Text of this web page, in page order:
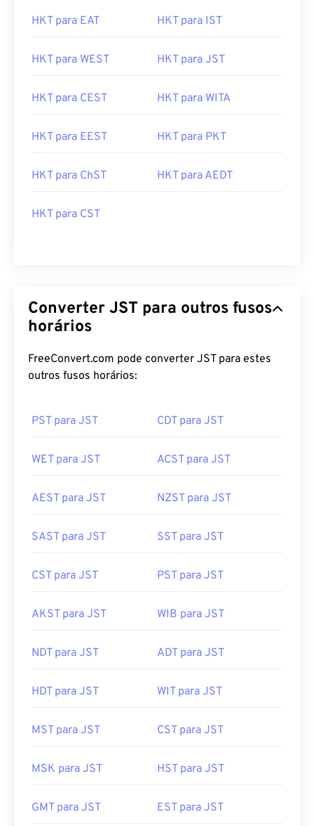
HKT para EAT HKT para IST
HKT para WEST HKT para JST
HKT para CEST HKT para WITA
HKT para EEST HKT para PKT
HKT para ChST HKT para AEDT
HKT para CST
Converter JST para outros fusos
horários
FreeConvert.com pode converter JST para estes
outros fusos horários:
PST para JST CDT para JST
WET para JST ACST para JST
AEST para JST NZST para JST
SAST para JST SST para JST
CST para JST PST para JST
AKST para JST WIB para JST
NDT para JST ADT para JST
HDT para JST WIT para JST
MST para JST CST para JST
MSK para JST HST para JST
GMT para JST EST para JST